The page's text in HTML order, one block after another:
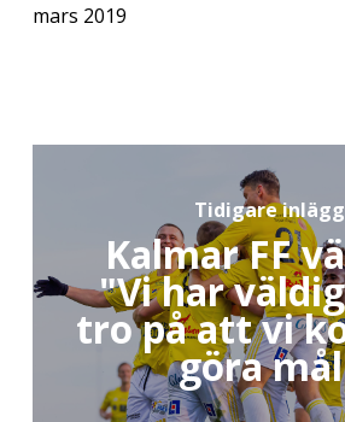
mars 2019
Tidigare inlägg
Kalmar FF
"Vi har
tro på att vi
göra